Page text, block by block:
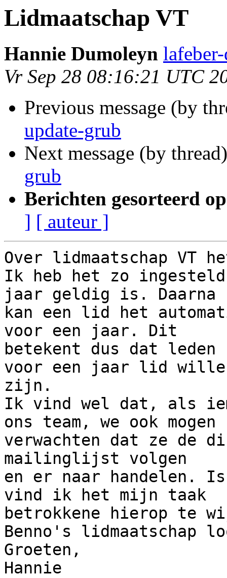
Lidmaatschap VT
Hannie Dumoleyn
Vr Sep 28 08:16:21 UTC
Previous message (by
update-grub
Next message (by
grub
Berichten gesorteerd
] [ auteur ]
Over lidmaatschap VT
Ik heb het zo
jaar geldig is. Daarna
kan een lid het
voor een jaar. Dit
betekent dus dat
voor een jaar lid
zijn.
Ik vind wel dat, als
ons team, we ook mogen
verwachten dat ze de
mailinglijst volgen
en er naar handelen.
vind ik het mijn taak
betrokkene hierop te
Benno's lidmaatschap
Groeten,
Hannie